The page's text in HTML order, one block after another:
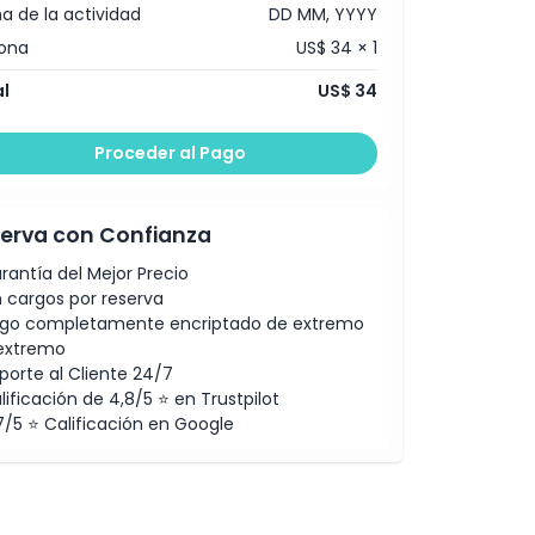
de la actividad
DD MM, YYYY
US$ 34 × 1
US$ 34
Proceder al Pago
con Confianza
del Mejor Precio
cargos por reserva
completamente encriptado de extremo
al Cliente 24/7
de 4,8/5 ⭐ en Trustpilot
5 ⭐ Calificación en Google